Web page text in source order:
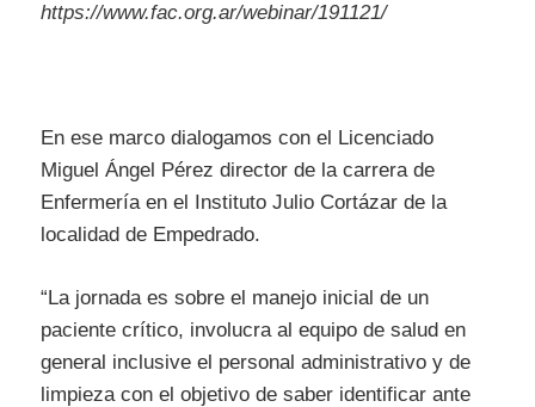
https://www.fac.org.ar/webinar/191121/
En ese marco dialogamos con el Licenciado
Miguel Ángel Pérez director de la carrera de
Enfermería en el Instituto Julio Cortázar de la
localidad de Empedrado.
“La jornada es sobre el manejo inicial de un
paciente crítico, involucra al equipo de salud en
general inclusive el personal administrativo y de
limpieza con el objetivo de saber identificar ante